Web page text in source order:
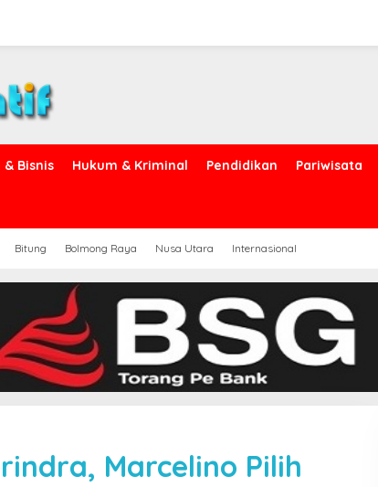
& Bisnis Hukum & Kriminal Pendidikan Pariwisata
Bitung Bolmong Raya Nusa Utara Internasional
Marcelino Pilih